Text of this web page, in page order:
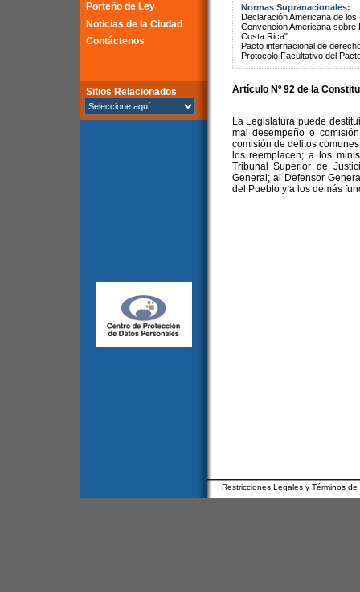
Porteño de Ley
Noticias de la Ciudad
Contáctenos
Sitios Relacionados
Normas Supranacionales:
Declaración Americana de
Convención Americana
Costa Rica"
Pacto internacional de
Protocolo Facultativo del
Artículo Nº 92 de la
La Legislatura puede
mal desempeño o
comisión de delitos
los reemplacen; a los
Tribunal Superior de
General; al Defensor
del Pueblo y a los demás
Restricciones Legales y Términos de